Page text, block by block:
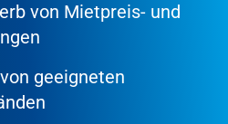
von Mietpreis- und
geeigneten